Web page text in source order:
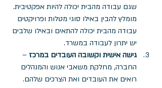
שגם עבודה מהבית יכולה להיות אפקטיבית.
מומלץ להבין באילו סוגי מטלות ופרויקטים
עבודה מהבית יכולה להתאים ובאילו שלבים
יש יתרון לעבודה במשרד.
גישה אישית וקשובה העובדים במרכז –
החברה, מחלקת משאבי אנוש והמנהלים
רואים את העובדים ואת הצרכים שלהם.